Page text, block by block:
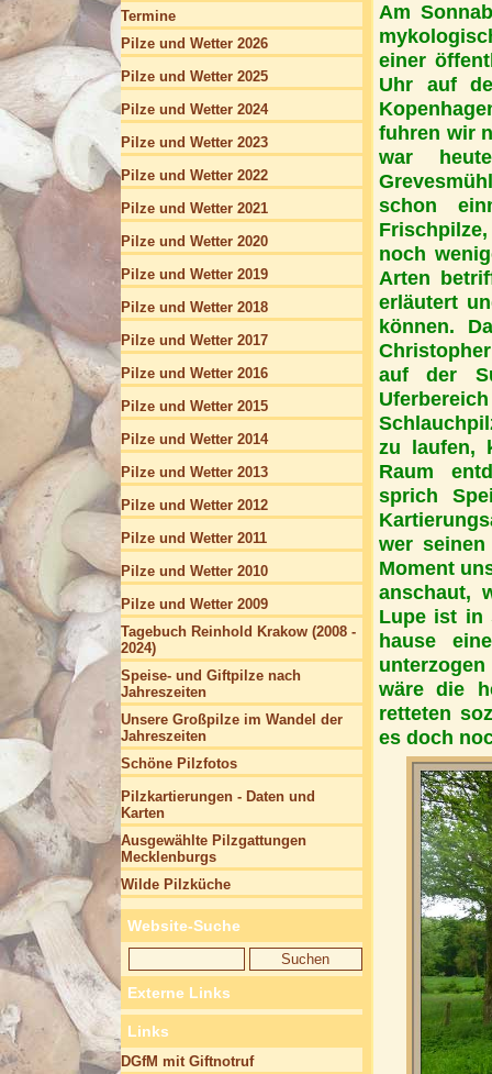
Am
einer
Uhr auf
fuhren wir
war
schon
noch
Arten
erläutert
können.
auf der
zu laufen,
Raum
sprich
wer
Moment
anschaut,
Lupe ist in
hause
wäre die
retteten
es doch
Termine
Pilze und Wetter 2026
Pilze und Wetter 2025
Pilze und Wetter 2024
Pilze und Wetter 2023
Pilze und Wetter 2022
Pilze und Wetter 2021
Pilze und Wetter 2020
Pilze und Wetter 2019
Pilze und Wetter 2018
Pilze und Wetter 2017
Pilze und Wetter 2016
Pilze und Wetter 2015
Pilze und Wetter 2014
Pilze und Wetter 2013
Pilze und Wetter 2012
Pilze und Wetter 2011
Pilze und Wetter 2010
Pilze und Wetter 2009
Tagebuch Reinhold Krakow (2008 -
2024)
Speise- und Giftpilze nach
Jahreszeiten
Unsere Großpilze im Wandel der
Jahreszeiten
Schöne Pilzfotos
Pilzkartierungen - Daten und
Karten
Ausgewählte Pilzgattungen
Mecklenburgs
Wilde Pilzküche
Website-Suche
Externe Links
Links
DGfM mit Giftnotruf